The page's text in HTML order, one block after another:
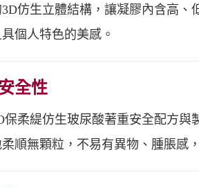
仿生立體結構，讓凝膠內含高
個人特色的美感。
全性
緹仿生玻尿酸著重安全配方與
順無顆粒，不易有異物、腫脹感